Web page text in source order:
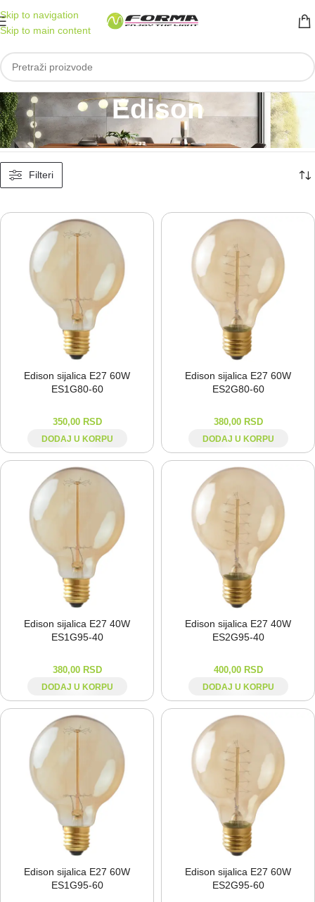
Skip to navigation
Skip to main content
Edison
Početna/Sijalice Edison Prikazano je svih 19 rezultata
Filteri
Edison sijalica E27 60W
ES1G80-⁠60
350,00 RSD
DODAJ U KORPU
Edison sijalica E27 60W
ES2G80-⁠60
380,00 RSD
DODAJ U KORPU
Edison sijalica E27 40W
ES1G95-⁠40
380,00 RSD
DODAJ U KORPU
Edison sijalica E27 40W
ES2G95-⁠40
400,00 RSD
DODAJ U KORPU
Edison sijalica E27 60W
ES1G95-⁠60
Edison sijalica E27 60W
ES2G95-⁠60